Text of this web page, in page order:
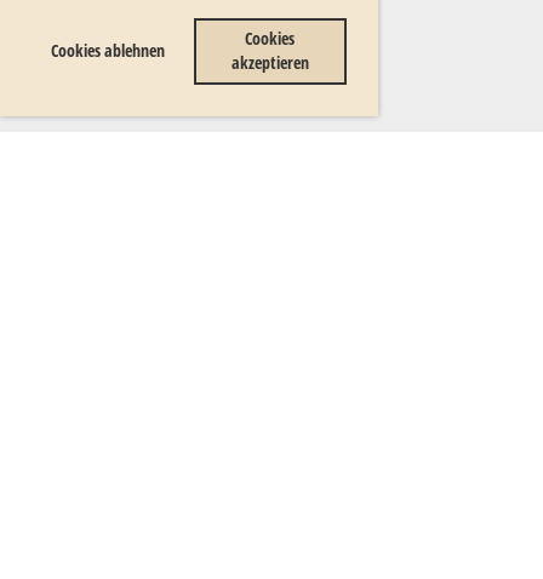
Cookies ablehnen
Cookies
akzeptieren